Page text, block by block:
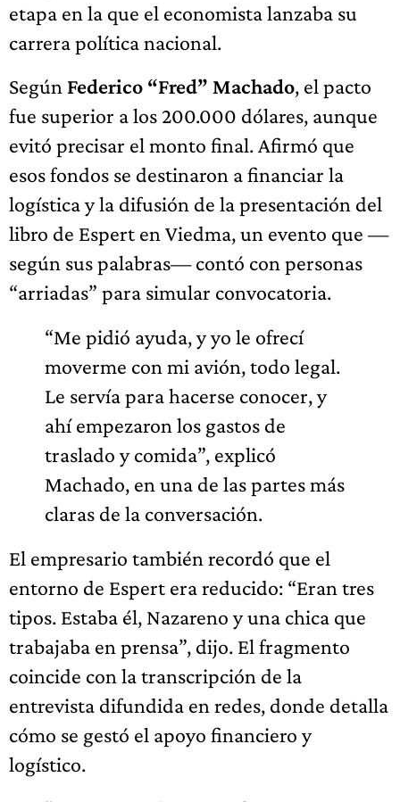
etapa en la que el economista lanzaba su
carrera política nacional.
Según Federico “Fred” Machado, el pacto
fue superior a los 200.000 dólares, aunque
evitó precisar el monto final. Afirmó que
esos fondos se destinaron a financiar la
logística y la difusión de la presentación del
libro de Espert en Viedma, un evento que —
según sus palabras— contó con personas
“arriadas” para simular convocatoria.
“Me pidió ayuda, y yo le ofrecí
moverme con mi avión, todo legal.
Le servía para hacerse conocer, y
ahí empezaron los gastos de
traslado y comida”, explicó
Machado, en una de las partes más
claras de la conversación.
El empresario también recordó que el
entorno de Espert era reducido: “Eran tres
tipos. Estaba él, Nazareno y una chica que
trabajaba en prensa”, dijo. El fragmento
coincide con la transcripción de la
entrevista difundida en redes, donde detalla
cómo se gestó el apoyo financiero y
logístico.